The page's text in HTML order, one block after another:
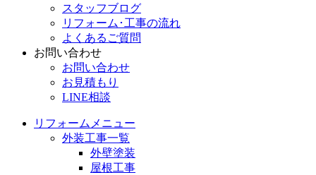
スタッフブログ
リフォーム･工事の流れ
よくあるご質問
お問い合わせ
お問い合わせ
お見積もり
LINE相談
リフォームメニュー
外装工事一覧
外壁塗装
屋根工事